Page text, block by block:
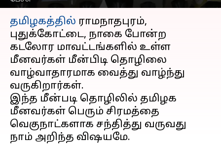
செய்தி முன்னோட்டம்
தமிழகத்தில் ராமநாதபுரம்,
புதுக்கோட்டை, நாகை போன்ற
கடலோர மாவட்டங்களில் உள்ள
மீனவர்கள் மீன்பிடி தொழிலை
வாழ்வாதாரமாக வைத்து வாழ்ந்து
வருகிறார்கள்.
இந்த மீன்படி தொழிலில் தமிழக
மீனவர்கள் பெரும் சிரமத்தை
வெகுநாட்களாக சந்தித்து வருவது
நாம் அறிந்த விஷயமே.